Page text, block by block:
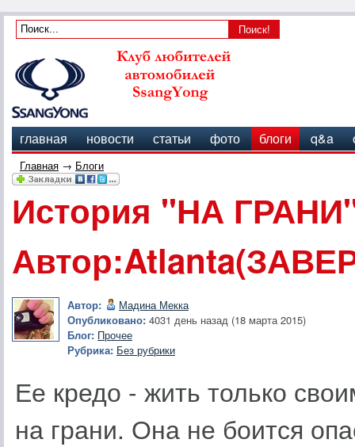
главная новости статьи фото блоги q&a
Главная → Блоги
История "НА
Автор:
Мадина Мекка
Опубликовано: 4031 день назад (18 марта 2015)
Блог: Прочее
Рубрика: Без рубрики
Ее кредо - жить только
на грани. Она не боится